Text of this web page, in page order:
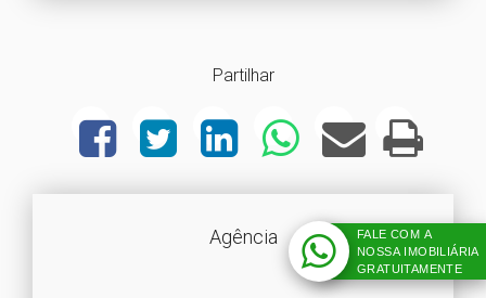
Partilhar
Agência
FALE COM A
NOSSA IMOBILIÁRIA
GRATUITAMENTE